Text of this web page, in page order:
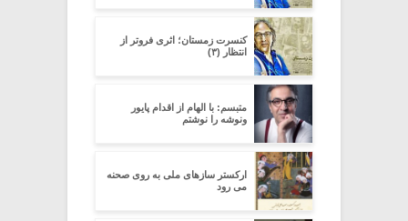
کنسرت زمستان؛ اثری فروتر از
انتظار (۳)
متبسم: با الهام از اقدام پایور
ونوشه را نوشتم
ارکستر سازهای ملی به روی صحنه
می رود